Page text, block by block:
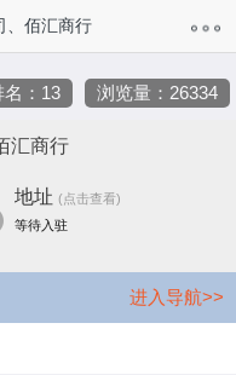
、佰汇商行
名：13 浏览量：26334
汇商行
地址 (点击查看)
等待入驻
进入导航>>